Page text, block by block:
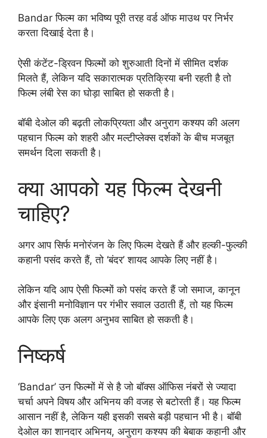
Bandar फिल्म का भविष्य पूरी तरह वर्ड ऑफ माउथ पर निर्भर
करता दिखाई देता है।
ऐसी कंटेंट-ड्रिवन फिल्मों को शुरुआती दिनों में सीमित दर्शक
मिलते हैं, लेकिन यदि सकारात्मक प्रतिक्रिया बनी रहती है तो
फिल्म लंबी रेस का घोड़ा साबित हो सकती है।
बॉबी देओल की बढ़ती लोकप्रियता और अनुराग कश्यप की अलग
पहचान फिल्म को शहरी और मल्टीप्लेक्स दर्शकों के बीच मजबूत
समर्थन दिला सकती है।
क्या आपको यह फिल्म देखनी
चाहिए?
अगर आप सिर्फ मनोरंजन के लिए फिल्म देखते हैं और हल्की-फुल्की
कहानी पसंद करते हैं, तो ‘बंदर’ शायद आपके लिए नहीं है।
लेकिन यदि आप ऐसी फिल्मों को पसंद करते हैं जो समाज, कानून
और इंसानी मनोविज्ञान पर गंभीर सवाल उठाती हैं, तो यह फिल्म
आपके लिए एक अलग अनुभव साबित हो सकती है।
निष्कर्ष
‘Bandar’ उन फिल्मों में से है जो बॉक्स ऑफिस नंबरों से ज्यादा
चर्चा अपने विषय और अभिनय की वजह से बटोरती हैं। यह फिल्म
आसान नहीं है, लेकिन यही इसकी सबसे बड़ी पहचान भी है। बॉबी
देओल का शानदार अभिनय, अनुराग कश्यप की बेबाक कहानी और